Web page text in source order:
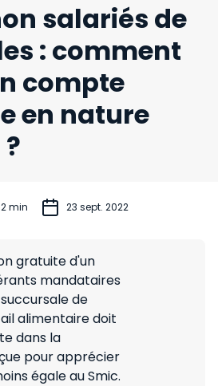
salariés de
: comment
compte
en nature
2 min 23 sept. 2022
gratuite d'un
mandataires
de
alimentaire doit
dans la
pour apprécier
égale au Smic.